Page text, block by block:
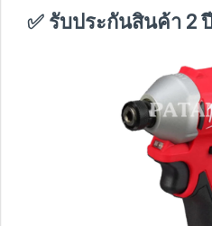
✅ รับประกันสินค้า 2 ปี